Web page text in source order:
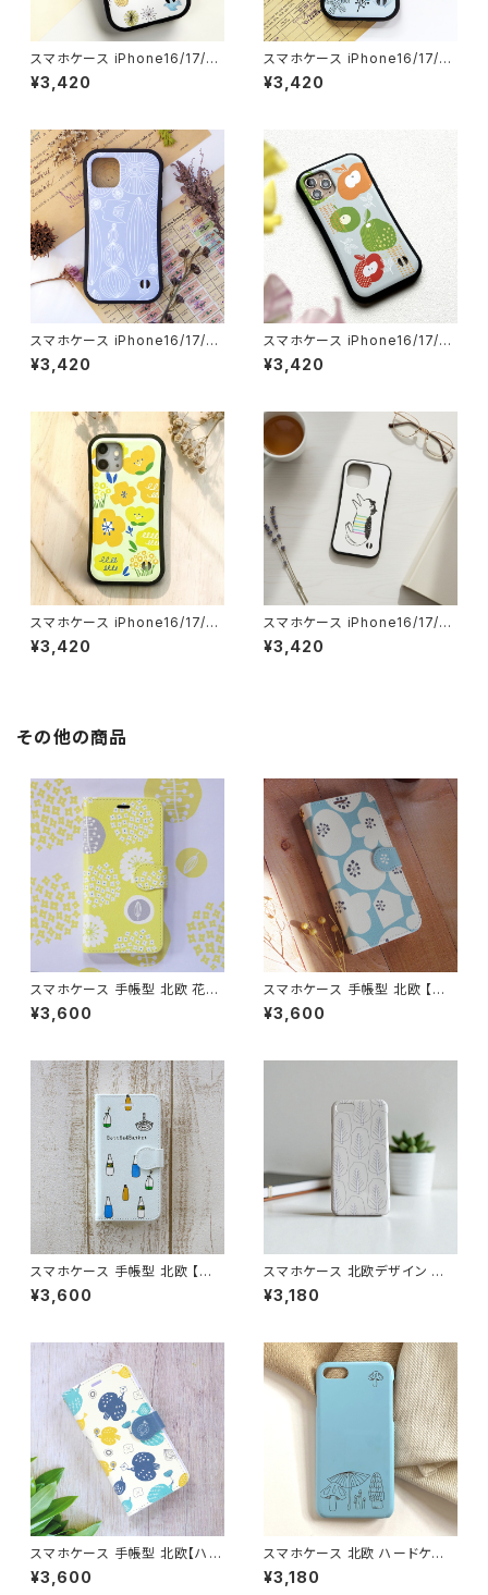
スマホケース iPhone16/17/1
5/14/SE3 グリップケース 北欧
鳥 耐衝撃 持ちやすい【晴れた
¥3,420
スマホケース iPhone16/17/1
5/14/SE3 グリップケース 北欧
花柄 耐衝撃 持ちやすい【優しい
¥3,420
スマホケース iPhone16/17/1
5/14/SE3 グリップケース 北欧
花柄 耐衝撃 持ちやすい【自然へ
¥3,420
スマホケース iPhone16/17/1
5/14/SE3 グリップケース 北欧
アップル 耐衝撃 持ちやすい【優
¥3,420
スマホケース iPhone16/17/1
5/14/SE3 グリップケース 北欧
花柄 耐衝撃 持ちやすい【カラフ
¥3,420
スマホケース iPhone16/17/1
5/14/SE3 グリップケース ネコ
北欧 ハチワレ 耐衝撃 持ちやす
¥3,420
その他の商品
スマホケース 手帳型 北欧 花柄
【お花畑でロンド イエロー】iPh
one17/16/15/SE3/Android
pe
¥3,600
スマホケース 手帳型 北欧 【お
花と暮らそう】 iPhone17/16/1
5/SE3/Android カード収納 ス
¥3,600
スマホケース 手帳型 北欧 【ボト
ルとバスケット】手描き風 iPhon
e17/16/15/SE3/Android カー
¥3,600
スマホケース 北欧デザイン ハ
ードケース iPhone17/galaxy/
Googlepixel/Xperia シンプ
¥3,180
スマホケース 手帳型 北欧【ハミ
ングバード ブルー】iPhone17/1
6/15/SE3/Android カード収
¥3,600
スマホケース 北欧 ハードケー
ス iPhone17/galaxy/Google
pixel/Xperia シンプル おしゃ
¥3,180